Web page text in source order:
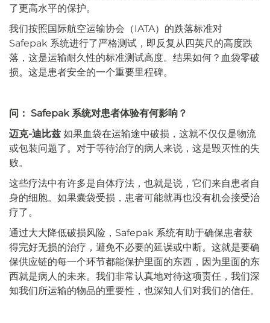
了更高水平的保护。
我们按照国际航空运输协会（IATA）的跌落标准对
Safepak 系统进行了严格测试，即反复从四英尺的高度跌
落，这是运输耐久性的标准测试高度。结果如何？血袋零破
损。这是患者安全的一个重要里程碑。
问： Safepak 系统对患者体验有何影响？
迈克-迪比兹 如果血袋在运输途中破损，这就不仅仅是物流
或包装问题了。对于等待治疗的病人来说，这是毁灭性的失
败。
这些疗法中有许多是自体疗法，也就是说，它们来自患者自
身的细胞。如果囊袋受损，患者可能就再也没有机会接受治
疗了。
通过大大降低破损风险，Safepak 系统有助于确保患者获
得完好无损的治疗，避免不必要的延误或中断。这就是要确
保供应链的每一个环节都能保护里面的东西，因为里面的东
西就是病人的未来。我们非常认真地对待这项责任，我们深
知我们所运输的物品的重要性，也深知人们对我们的信任。